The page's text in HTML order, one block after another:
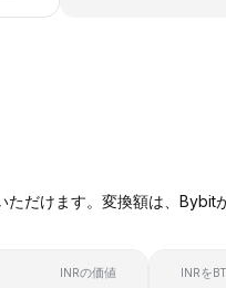
だけます。変換額は、Bybit
INRの価値 INRを